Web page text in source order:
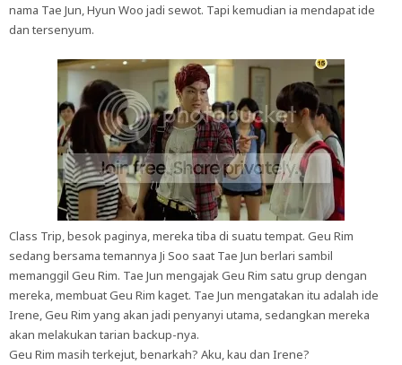
nama Tae Jun, Hyun Woo jadi sewot. Tapi kemudian ia mendapat ide
dan tersenyum.
Class Trip, besok paginya, mereka tiba di suatu tempat. Geu Rim
sedang bersama temannya Ji Soo saat Tae Jun berlari sambil
memanggil Geu Rim. Tae Jun mengajak Geu Rim satu grup dengan
mereka, membuat Geu Rim kaget. Tae Jun mengatakan itu adalah ide
Irene, Geu Rim yang akan jadi penyanyi utama, sedangkan mereka
akan melakukan tarian backup-nya.
Geu Rim masih terkejut, benarkah? Aku, kau dan Irene?